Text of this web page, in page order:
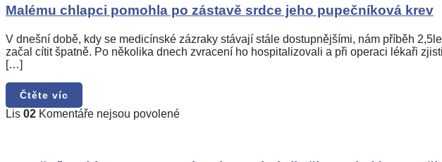
Malému
chlapci
pomohla
po
zástavě
Malému chlapci pomohla po zástavě srdce jeho pupečníková krev
V dnešní době, kdy se medicínské zázraky stávají stále dostupnějšími, nám příběh
začal cítit špatně. Po několika dnech zvracení ho hospitalizovali a při operaci lékaři
[…]
Čtěte víc
Lis 02 Komentáře nejsou povolenéu